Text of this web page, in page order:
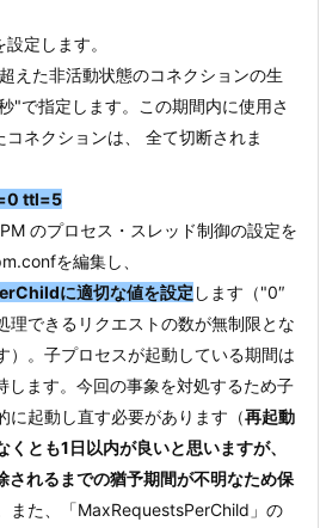
定します。
えた非活動状態のコネクションの生
"で指定します。この期間内に使用さ
コネクションは、 全て切断されま
ttl=5
のプロセス・スレッド制御の設定を
を編集し、
に適切な値を設定 します（"0″
理できるリクエストの数が無制限とな
）。子プロセスが起動している期間は
します。今回の事象を対処するため子
に起動し直す必要があります（再起動
くとも1日以内が良いと思いますが、
されるまでの猶予期間が不明なため保
また、「MaxRequestsPerChild」の